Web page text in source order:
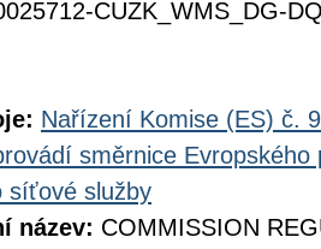
CUZK_WMS_DG-
Nařízení Komise (ES) č.
směrnice
síťové služby
název: COMMISSION